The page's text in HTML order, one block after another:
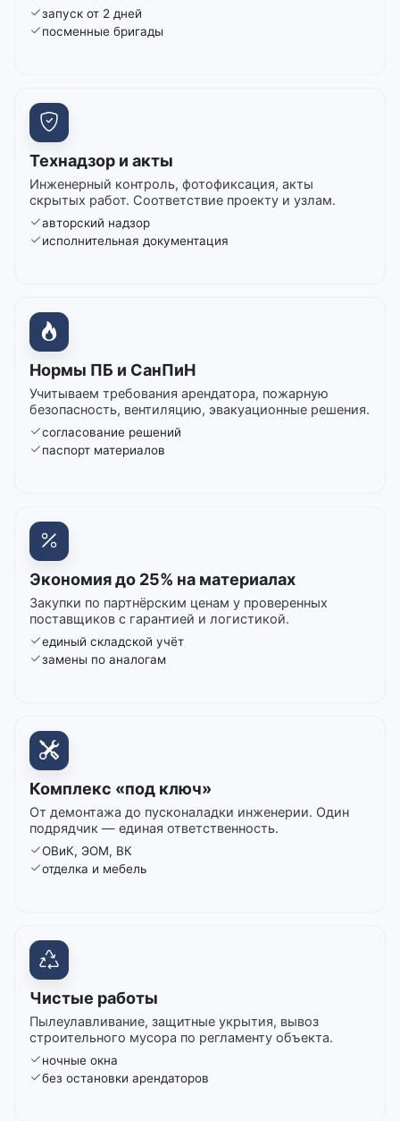
запуск от 2 дней
посменные бригады
Технадзор и акты
Инженерный контроль, фотофиксация, акты
скрытых работ. Соответствие проекту и узлам.
авторский надзор
исполнительная документация
Нормы ПБ и СанПиН
Учитываем требования арендатора, пожарную
безопасность, вентиляцию, эвакуационные решения.
согласование решений
паспорт материалов
Экономия до 25% на материалах
Закупки по партнёрским ценам у проверенных
поставщиков с гарантией и логистикой.
единый складской учёт
замены по аналогам
Комплекс «под ключ»
От демонтажа до пусконаладки инженерии. Один
подрядчик — единая ответственность.
ОВиК, ЭОМ, ВК
отделка и мебель
Чистые работы
Пылеулавливание, защитные укрытия, вывоз
строительного мусора по регламенту объекта.
ночные окна
без остановки арендаторов